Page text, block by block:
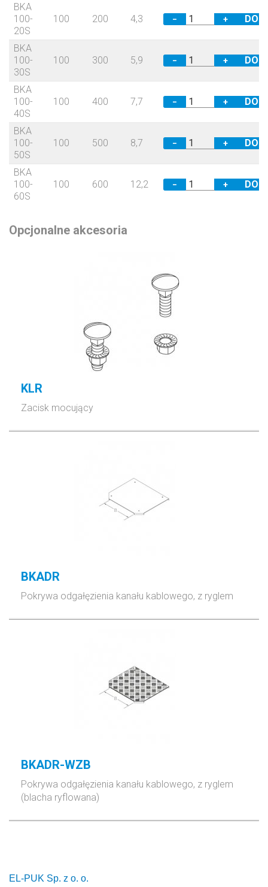
BKA
100-
20S
100 200 4,3 − +
BKA
100-
30S
100 300 5,9 − +
BKA
100-
40S
100 400 7,7 − +
BKA
100-
50S
100 500 8,7 − +
BKA
100-
60S
100 600 12,2 − +
Opcjonalne akcesoria
KLR
Zacisk mocujący
BKADR
Pokrywa odgałęzienia kanału kablowego, z ryglem
BKADR-WZB
Pokrywa odgałęzienia kanału kablowego, z ryglem
(blacha ryflowana)
EL-PUK Sp. z o. o.